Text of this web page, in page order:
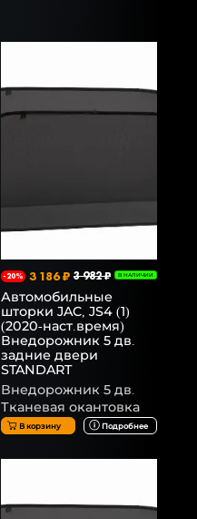
-20% 3 186 ₽ 3 982 ₽ В НАЛИЧИИ
Автомобильные
шторки JAC, JS4 (1)
(2020-наст.время)
Внедорожник 5 дв.
задние двери
STANDART
Внедорожник 5 дв.
Тканевая окантовка
В корзину Подробнее